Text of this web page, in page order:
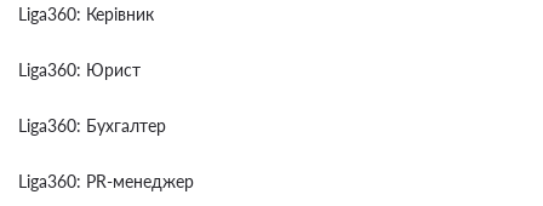
Liga360: Керівник
Liga360: Юрист
Liga360: Бухгалтер
Liga360: PR-менеджер